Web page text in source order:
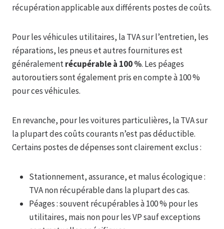
récupération applicable aux différents postes de coûts.
Pour les véhicules utilitaires, la TVA sur l’entretien, les
réparations, les pneus et autres fournitures est
généralementrécupérable à 100 %. Les péages
autoroutiers sont également pris en compte à 100 %
pour ces véhicules.
En revanche, pour les voitures particulières, la TVA sur
la plupart des coûts courants n’est pas déductible.
Certains postes de dépenses sont clairement exclus :
Stationnement, assurance, et malus écologique :
TVA non récupérable dans la plupart des cas.
Péages : souvent récupérables à 100 % pour les
utilitaires, mais non pour les VP sauf exceptions